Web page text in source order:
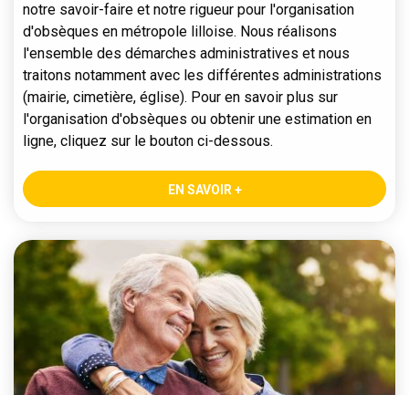
notre savoir-faire et notre rigueur pour l'organisation
d'obsèques en métropole lilloise. Nous réalisons
l'ensemble des démarches administratives et nous
traitons notamment avec les différentes administrations
(mairie, cimetière, église). Pour en savoir plus sur
l'organisation d'obsèques ou obtenir une estimation en
ligne, cliquez sur le bouton ci-dessous.
EN SAVOIR +